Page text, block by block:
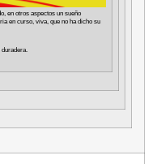
en otros aspectos un sueño
en curso, viva, que no ha dicho su